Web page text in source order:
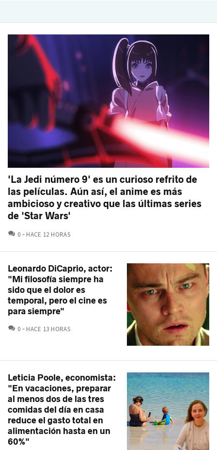
'La Jedi número 9' es un curioso refrito de
las películas. Aún así, el anime es más
ambicioso y creativo que las últimas series
de 'Star Wars'
0 COMENTARIOS
HACE 12 HORAS
Leonardo DiCaprio, actor:
"Mi filosofía siempre ha
sido que el dolor es
temporal, pero el cine es
para siempre"
0 COMENTARIOS
HACE 13 HORAS
Leticia Poole, economista:
"En vacaciones, preparar
al menos dos de las tres
comidas del día en casa
reduce el gasto total en
alimentación hasta en un
60%"